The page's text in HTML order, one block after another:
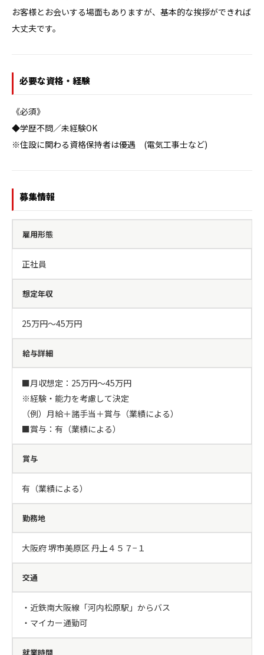
お客様とお会いする場面もありますが、基本的な挨拶ができれば
大丈夫です。
必要な資格・経験
《必須》
◆学歴不問／未経験OK
※住設に関わる資格保持者は優遇　(電気工事士など)
募集情報
雇用形態
正社員
想定年収
25万円〜45万円
給与詳細
■月収想定：25万円〜45万円
※経験・能力を考慮して決定
（例）月給＋諸手当＋賞与（業績による）
■賞与：有（業績による）
賞与
有（業績による）
勤務地
大阪府 堺市美原区 丹上４５７−１
交通
・近鉄南大阪線「河内松原駅」からバス
・マイカー通勤可
就業時間